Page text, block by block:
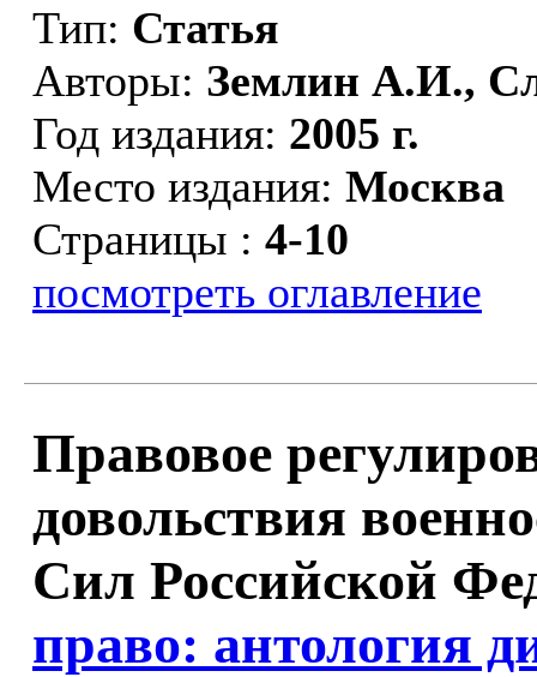
Тип: Статья
Авторы: Землин А.И.,
Год издания: 2005 г.
Место издания: Москва
Страницы : 4-10
посмотреть оглавление
Правовое
довольствия
Сил Российской
право: антология